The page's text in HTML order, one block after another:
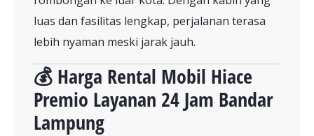
luas dan fasilitas lengkap, perjalanan terasa
lebih nyaman meski jarak jauh.
💰 Harga Rental Mobil Hiace
Premio Layanan 24 Jam Bandar
Lampung